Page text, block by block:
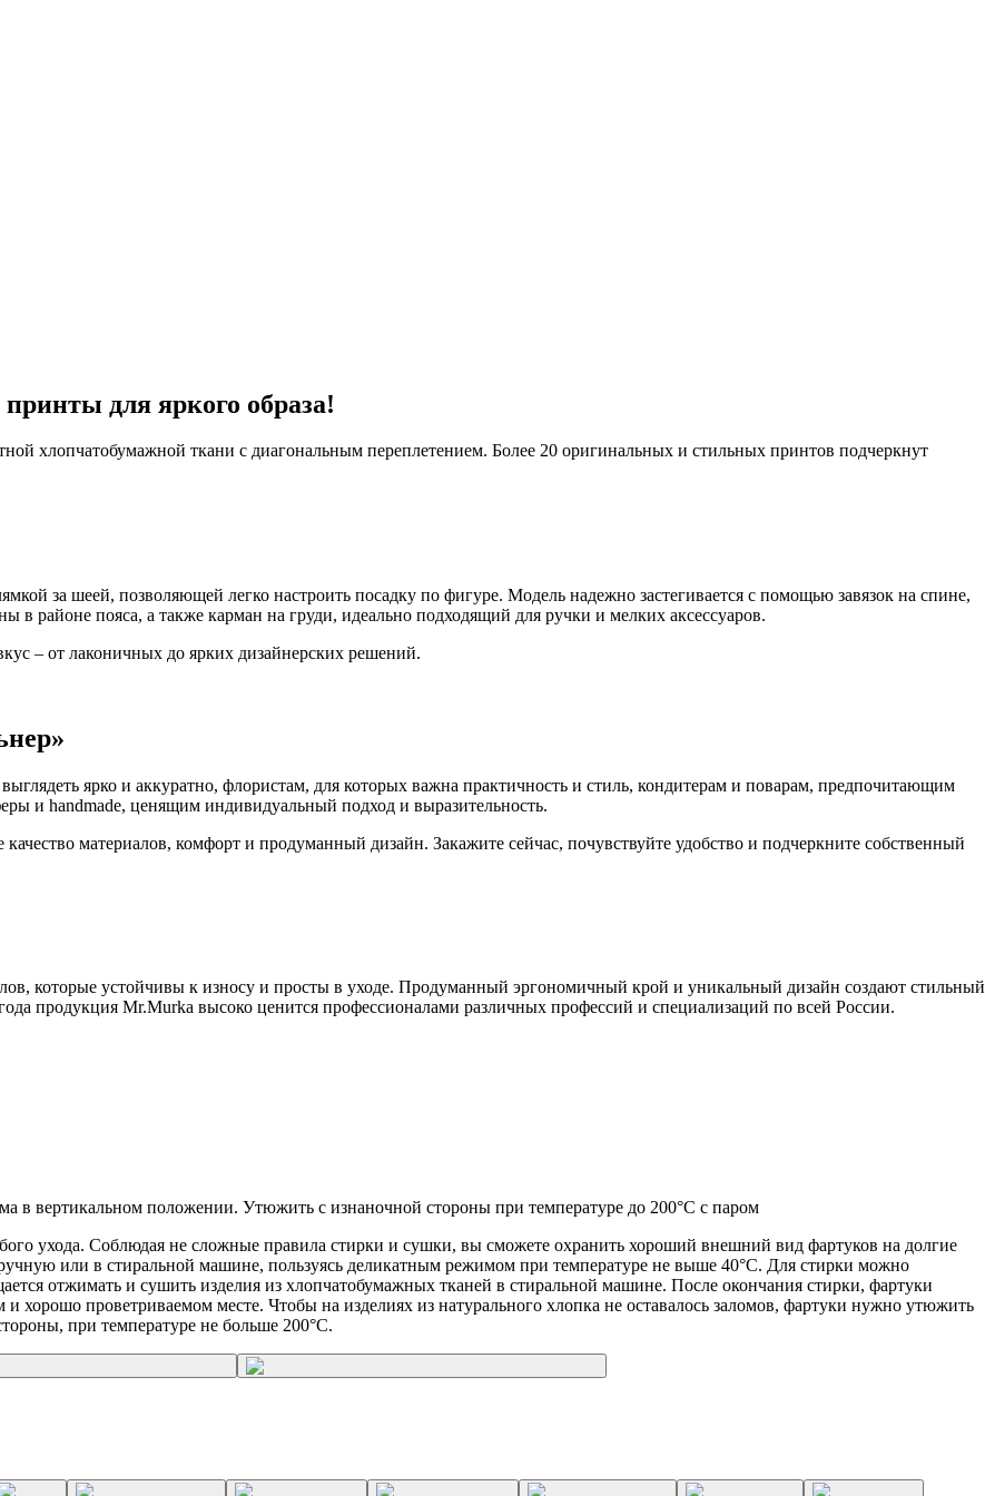
для яркого образа!
хлопчатобумажной ткани с диагональным переплетением. Более 20 оригинальных и стильных принтов подчеркнут
за шеей, позволяющей легко настроить посадку по фигуре. Модель надежно застегивается с помощью завязок на спине,
в районе пояса, а также карман на груди, идеально подходящий для ручки и мелких аксессуаров.
– от лаконичных до ярких дизайнерских решений.
ярко и аккуратно, флористам, для которых важна практичность и стиль, кондитерам и поварам, предпочитающим
и handmade, ценящим индивидуальный подход и выразительность.
материалов, комфорт и продуманный дизайн. Закажите сейчас, почувствуйте удобство и подчеркните собственный
которые устойчивы к износу и просты в уходе. Продуманный эргономичный крой и уникальный дизайн создают стильный
продукция Mr.Murka высоко ценится профессионалами различных профессий и специализаций по всей России.
в вертикальном положении. Утюжить с изнаночной стороны при температуре до 200°C с паром
ухода. Соблюдая не сложные правила стирки и сушки, вы сможете охранить хороший внешний вид фартуков на долгие
или в стиральной машине, пользуясь деликатным режимом при температуре не выше 40°C. Для стирки можно
отжимать и сушить изделия из хлопчатобумажных тканей в стиральной машине. После окончания стирки, фартуки
хорошо проветриваемом месте. Чтобы на изделиях из натурального хлопка не оставалось заломов, фартуки нужно утюжить
при температуре не больше 200°C.